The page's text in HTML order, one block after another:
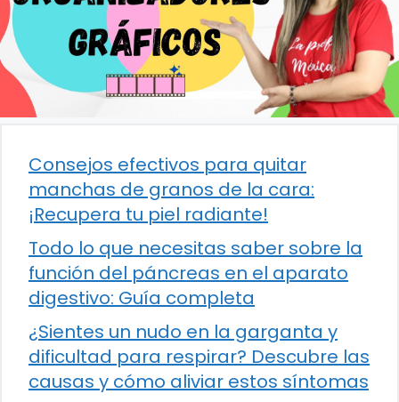
Consejos efectivos para quitar
manchas de granos de la cara:
¡Recupera tu piel radiante!
Todo lo que necesitas saber sobre la
función del páncreas en el aparato
digestivo: Guía completa
¿Sientes un nudo en la garganta y
dificultad para respirar? Descubre las
causas y cómo aliviar estos síntomas